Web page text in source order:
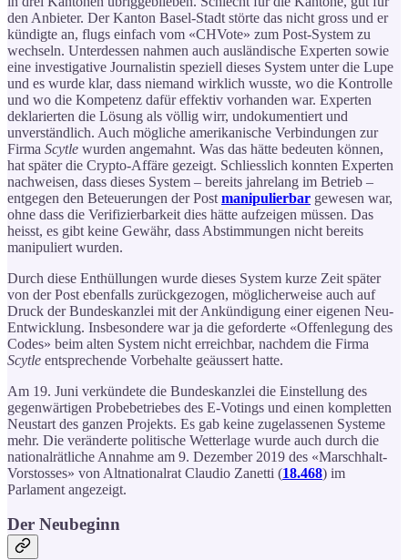
den Anbieter. Der Kanton Basel-Stadt störte das nicht gross und er
kündigte an, flugs einfach vom «CHVote» zum Post-System zu
wechseln. Unterdessen nahmen auch ausländische Experten sowie
eine investigative Journalistin speziell dieses System unter die Lupe
und es wurde klar, dass niemand wirklich wusste, wo die Kontrolle
und wo die Kompetenz dafür effektiv vorhanden war. Experten
deklarierten die Lösung als völlig wirr, undokumentiert und
unverständlich. Auch mögliche amerikanische Verbindungen zur
Firma Scytle wurden angemahnt. Was das hätte bedeuten können,
hat später die Crypto-Affäre gezeigt. Schliesslich konnten Experten
nachweisen, dass dieses System – bereits jahrelang im Betrieb –
entgegen den Beteuerungen der Post manipulierbar gewesen war,
ohne dass die Verifizierbarkeit dies hätte aufzeigen müssen. Das
heisst, es gibt keine Gewähr, dass Abstimmungen nicht bereits
manipuliert wurden.
Durch diese Enthüllungen wurde dieses System kurze Zeit später
von der Post ebenfalls zurückgezogen, möglicherweise auch auf
Druck der Bundeskanzlei mit der Ankündigung einer eigenen Neu-
Entwicklung. Insbesondere war ja die geforderte «Offenlegung des
Codes» beim alten System nicht erreichbar, nachdem die Firma
Scytle entsprechende Vorbehalte geäussert hatte.
Am 19. Juni verkündete die Bundeskanzlei die Einstellung des
gegenwärtigen Probebetriebes des E-Votings und einen kompletten
Neustart des ganzen Projekts. Es gab keine zugelassenen Systeme
mehr. Die veränderte politische Wetterlage wurde auch durch die
nationalrätliche Annahme am 9. Dezember 2019 des «Marschhalt-
Vorstosses» von Altnationalrat Claudio Zanetti (18.468) im
Parlament angezeigt.
Der Neubeginn